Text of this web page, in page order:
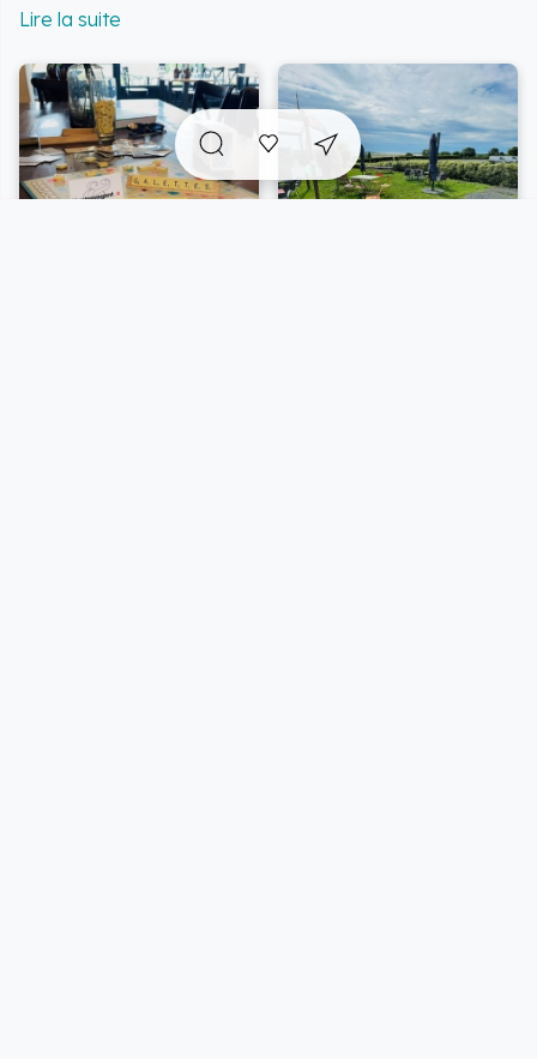
La cuisine proposée met en valeur des ingrédients de
expérience gastronomique véritablement
extraordinaire pour chaque convive.